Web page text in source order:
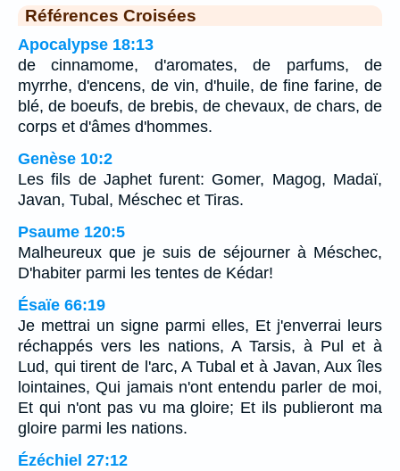
Références Croisées
Apocalypse 18:13
de cinnamome, d'aromates, de parfums, de
myrrhe, d'encens, de vin, d'huile, de fine farine, de
blé, de boeufs, de brebis, de chevaux, de chars, de
corps et d'âmes d'hommes.
Genèse 10:2
Les fils de Japhet furent: Gomer, Magog, Madaï,
Javan, Tubal, Méschec et Tiras.
Psaume 120:5
Malheureux que je suis de séjourner à Méschec,
D'habiter parmi les tentes de Kédar!
Ésaïe 66:19
Je mettrai un signe parmi elles, Et j'enverrai leurs
réchappés vers les nations, A Tarsis, à Pul et à
Lud, qui tirent de l'arc, A Tubal et à Javan, Aux îles
lointaines, Qui jamais n'ont entendu parler de moi,
Et qui n'ont pas vu ma gloire; Et ils publieront ma
gloire parmi les nations.
Ézéchiel 27:12